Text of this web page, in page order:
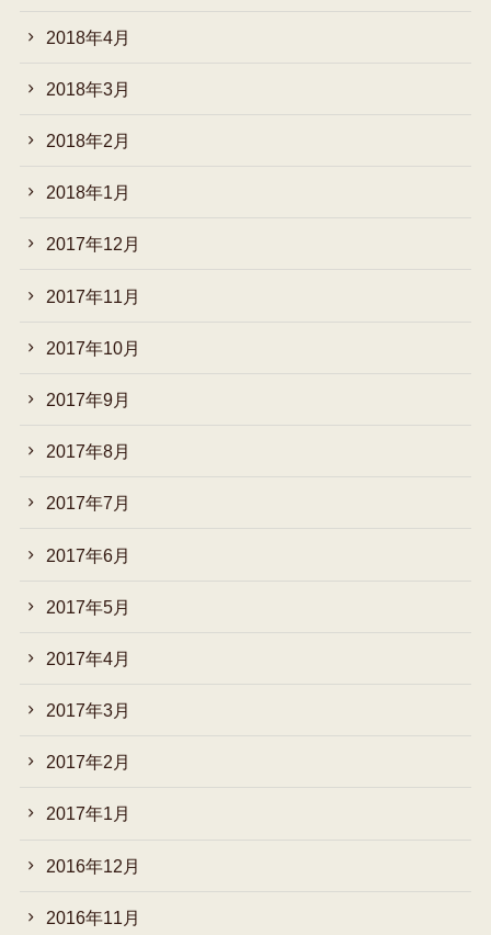
2018年4月
2018年3月
2018年2月
2018年1月
2017年12月
2017年11月
2017年10月
2017年9月
2017年8月
2017年7月
2017年6月
2017年5月
2017年4月
2017年3月
2017年2月
2017年1月
2016年12月
2016年11月